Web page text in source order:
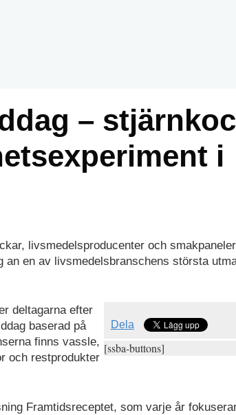
–
i
livsmedelsproducenter och
an en av livsmedelsbranschens största
Dela
[ssba-buttons]
deltagarna efter
baserad på
finns vassle,
och restprodukter
Framtidsreceptet, som varje år